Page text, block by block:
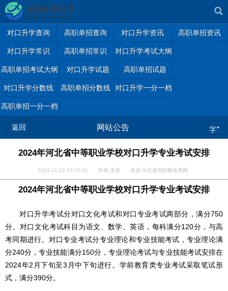
对口升学查询 高职单招查询 对口升学资讯 高职单招资讯
对口升学常识 高职单招常识 对口升学考试大纲
高职单招考试大纲 对口升学试题 高职单招试题
对口升学分数线 高职单招分数线 对口升学一分一档
高职单招一分一档
返回 网站公告 字+
2024年河北省中等职业学校对口升学专业考试安排
2023-12-22 15:15:01 作者:宋涛 来源:河北显智职教高考网
2024年河北省中等职业学校对口升学专业考试安排
对口升学考试分对口文化考试和对口专业考试两部分，满分750
分。对口文化考试科目为语文、数学、英语，每科满分120分，与高
考同期进行。对口专业考试分专业理论和专业技能考试，专业理论满
分240分，专业技能满分150分，专业理论考试与专业技能考试安排在
2024年2月下旬至3月中下旬进行。学前教育类专业考试采取笔试形
式，满分390分。